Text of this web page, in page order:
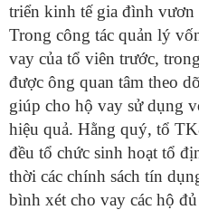
triển kinh tế gia đình vươn
Trong công tác quản lý
vay của tổ viên trước,
được ông quan tâm theo
giúp cho hộ vay sử dụng
hiệu quả. Hằng quý, tổ
đều tổ chức sinh hoạt tổ
thời các chính sách tín
bình xét cho vay các hộ